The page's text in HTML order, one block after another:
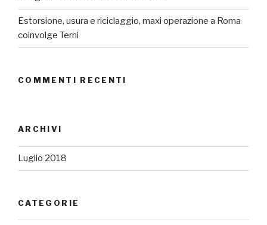
Estorsione, usura e riciclaggio, maxi operazione a Roma
coinvolge Terni
COMMENTI RECENTI
ARCHIVI
Luglio 2018
CATEGORIE